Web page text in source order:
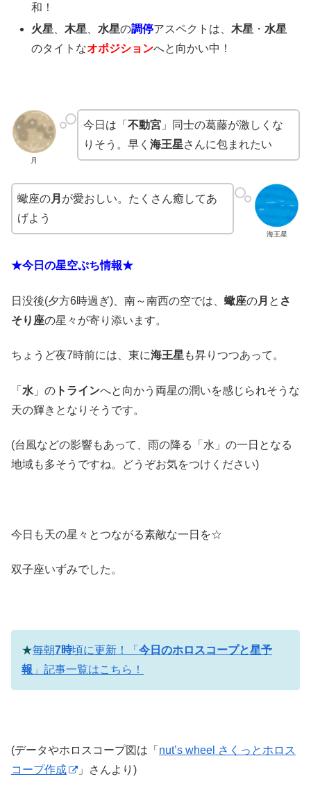
和！
火星 、木星 水星の調停アスペクトは、木星 ・ 水星
のタイトなオポジションへと向かい中！
月
今日は「 不動宮」同士の葛藤が激しくな
りそう。早く 海王星さんに包まれたい
海王星
蠍座の月 が愛おしい。たくさん癒してあ
げよう
★今日の星空ぷち情報★
日没後(夕方6時過ぎ)、南～南西の空では、 蠍座の月 と さ
そり座の星々が寄り添います。
ちょうど夜7時前には、東に海王星 も昇りつつあって。
「 水 」の トラインへと向かう両星の潤いを感じられそうな
天の輝きとなりそうです。
(台風などの影響もあって、雨の降る「水」の一日となる
地域も多そうですね。どうぞお気をつけください)
今日も天の星々とつながる素敵な一日を☆
双子座いずみでした。
★毎朝7時頃に更新！「 今日のホロスコープと星予
報 」記事一覧はこちら！
(データやホロスコープ図は「 nut’s wheel さくっとホロス
コープ作成
」さんより)